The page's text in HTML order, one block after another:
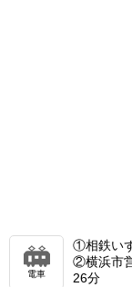
電車
①相鉄い
②横浜市
26分